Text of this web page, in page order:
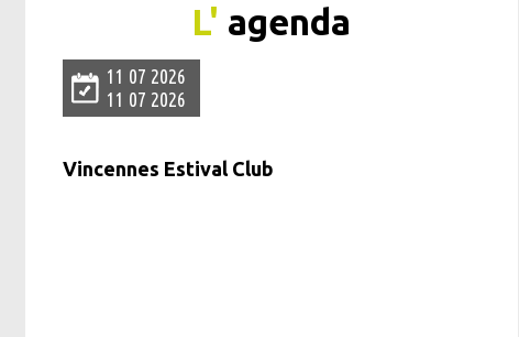
L' agenda
11 07 2026
11 07 2026
Vincennes Estival Club